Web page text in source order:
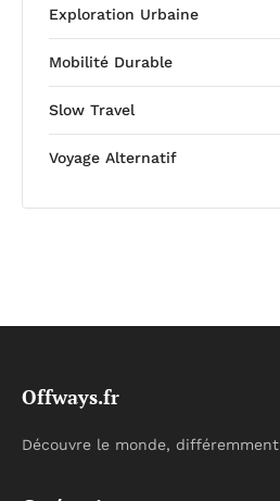
Exploration Urbaine
Mobilité Durable
Slow Travel
Voyage Alternatif
Offways.fr
Découvre le monde, différemment